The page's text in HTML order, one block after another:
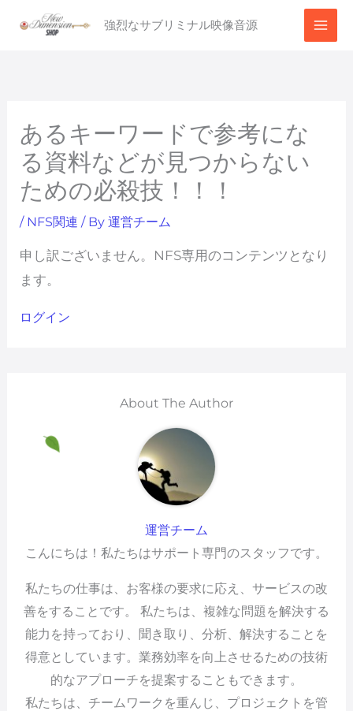
強烈なサブリミナル映像音源
あるキーワードで参考にな
る資料などが見つからない
ための必殺技！！！
/ NFS関連 / By 運営チーム
申し訳ございません。NFS専用のコンテンツとなり
ます。
ログイン
About The Author
運営チーム
こんにちは！私たちはサポート専門のスタッフです。
私たちの仕事は、お客様の要求に応え、サービスの改
善をすることです。 私たちは、複雑な問題を解決する
能力を持っており、聞き取り、分析、解決することを
得意としています。業務効率を向上させるための技術
的なアプローチを提案することもできます。
私たちは、チームワークを重んじ、プロジェクトを管